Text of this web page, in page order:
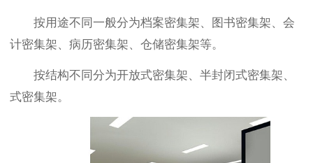
按用途不同一般分为档案密集架、图书密集架、会
计密集架、病历密集架、仓储密集架等。
按结构不同分为开放式密集架、半封闭式密集架、
式密集架。